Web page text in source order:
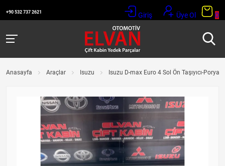
+90 532 737 2621 Giriş Üye Ol 0
Anasayfa Araçlar Isuzu Isuzu D-max Euro 4 Sol Ön Taşıyıcı-Porya-